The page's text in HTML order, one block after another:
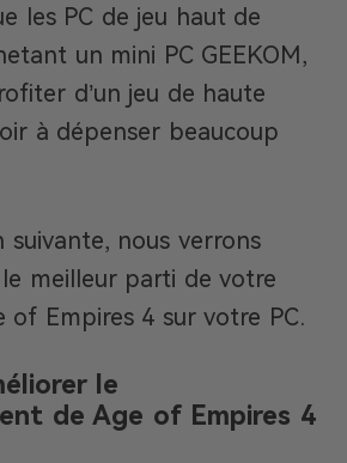
les PC de jeu haut de
un mini PC GEEKOM,
d’un jeu de haute
à dépenser beaucoup
suivante, nous verrons
meilleur parti de votre
of Empires 4 sur votre PC.
le
de Age of Empires 4